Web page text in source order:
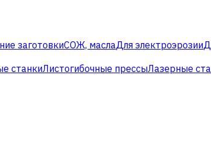
заготовкиСОЖ, маслаДля электроэрозии
станкиЛистогибочные прессыЛазерные